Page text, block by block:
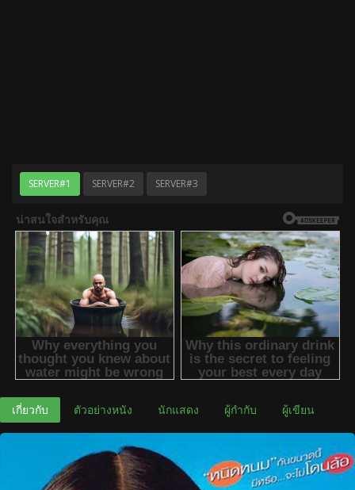
SERVER#1 SERVER#2 SERVER#3
เกี่ยวกับ ตัวอย่างหนัง นักแสดง ผู้กำกับ ผู้เขียน